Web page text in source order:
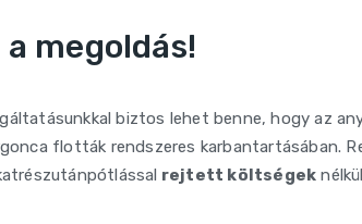
megoldás!
biztos lehet benne, hogy az
flották rendszeres karbantartásában.
rejtett költségek